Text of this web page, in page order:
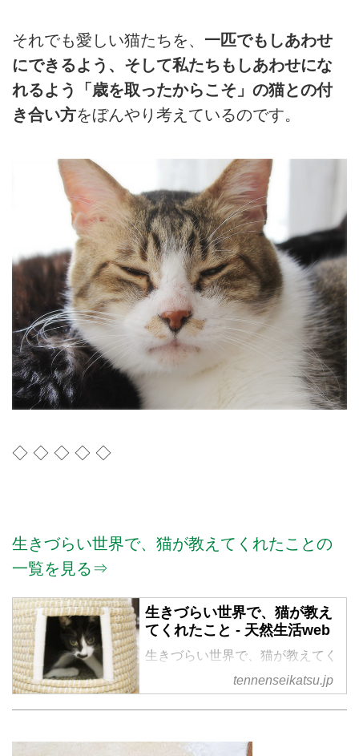
それでも愛しい猫たちを、 一匹でもしあわせ
にできるよう、そして私たちもしあわせにな
れるよう「歳を取ったからこそ」の猫との付
き合い方をぼんやり考えているのです。
◇ ◇ ◇ ◇ ◇
生きづらい世界で、猫が教えてくれたことの
一覧を見る⇒
生きづらい世界で、猫が教え
てくれたこと - 天然生活web
生きづらい世界で、猫が教えてく
れたこと の記事一覧 - 『天然生
活』が運営する暮らしの情報サイ
ト。食やファッション、暮らしの
の情報を毎日配信
tennenseikatsu.jp